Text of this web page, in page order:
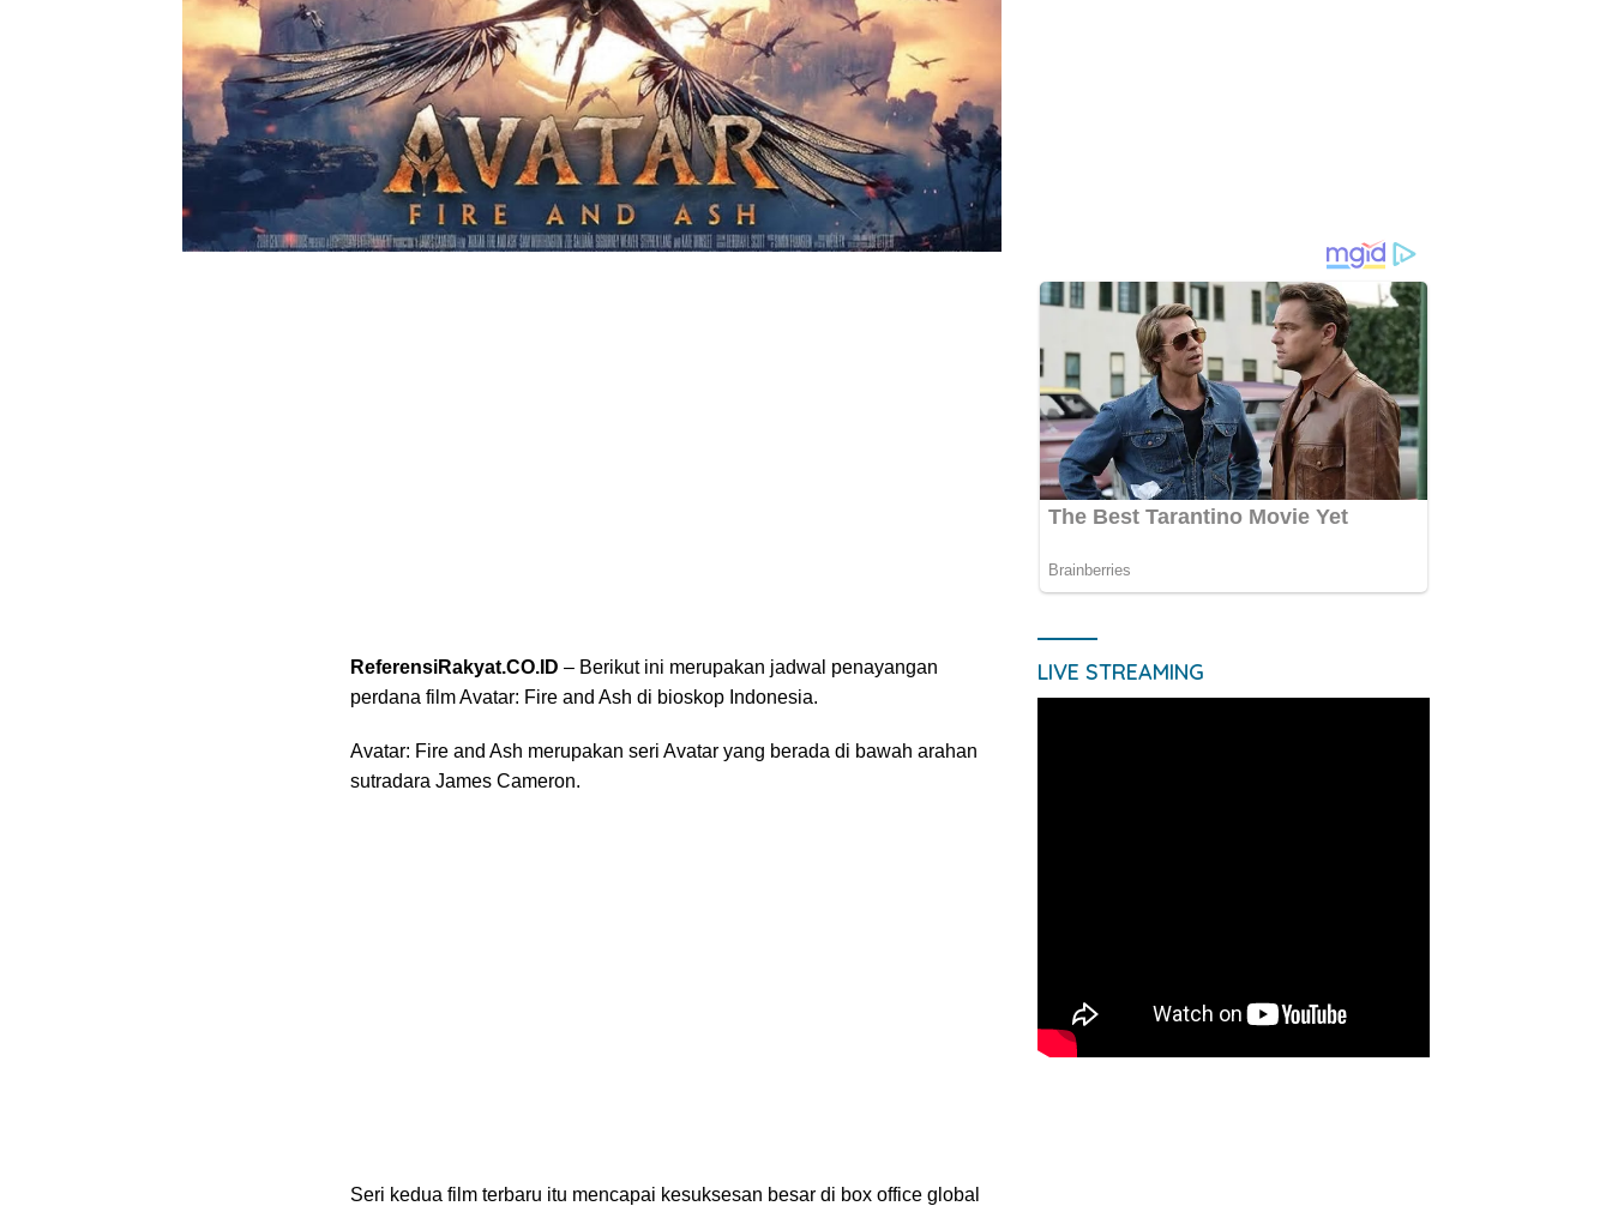
ReferensiRakyat.CO.ID – Berikut ini merupakan jadwal penayangan
perdana film Avatar: Fire and Ash di bioskop Indonesia.
Avatar: Fire and Ash merupakan seri Avatar yang berada di bawah arahan
sutradara James Cameron.
Seri kedua film terbaru itu mencapai kesuksesan besar di box office global
LIVE STREAMING